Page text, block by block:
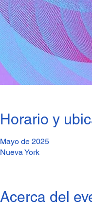
Horario y
Mayo de 2025
Nueva York
Acerca del